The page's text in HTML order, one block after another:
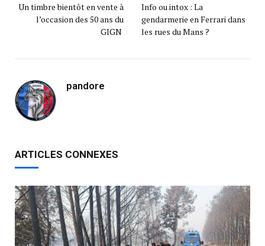
Un timbre bientôt en vente à
l’occasion des 50 ans du
GIGN
Info ou intox : La
gendarmerie en Ferrari dans
les rues du Mans ?
pandore
ARTICLES CONNEXES